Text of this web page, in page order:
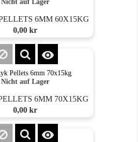
Nicht auf Lager
6MM 60X15KG
Preis
0,00 kr

Nicht auf Lager
6MM 70X15KG
Preis
0,00 kr
